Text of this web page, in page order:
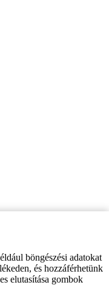
böngészési adatokat
és hozzáférhetünk
elutasítása gombok